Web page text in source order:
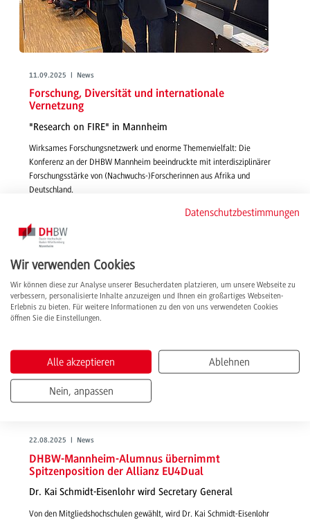
11.09.2025 | News
Forschung, Diversität und internationale
Vernetzung
"Research on FIRE" in Mannheim
Wirksames Forschungsnetzwerk und enorme Themenvielfalt: Die
Konferenz an der DHBW Mannheim beeindruckte mit interdisziplinärer
Forschungsstärke von (Nachwuchs-)Forscherinnen aus Afrika und
Deutschland.
22.08.2025 | News
DHBW-Mannheim-Alumnus übernimmt
Spitzenposition der Allianz EU4Dual
Dr. Kai Schmidt-Eisenlohr wird Secretary General
Von den Mitgliedshochschulen gewählt, wird Dr. Kai Schmidt-Eisenlohr
Datenschutzbestimmungen
Wir verwenden Cookies
Wir können diese zur Analyse unserer Besucherdaten platzieren, um unsere Webseite zu
verbessern, personalisierte Inhalte anzuzeigen und Ihnen ein großartiges Webseiten-
Erlebnis zu bieten. Für weitere Informationen zu den von uns verwendeten Cookies
öffnen Sie die Einstellungen.
Alle akzeptieren Ablehnen
Nein, anpassen